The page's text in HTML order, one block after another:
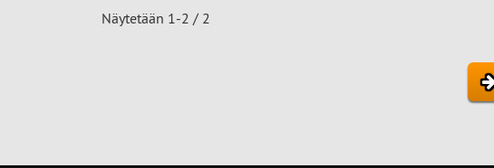
Näytetään 1-2 / 2